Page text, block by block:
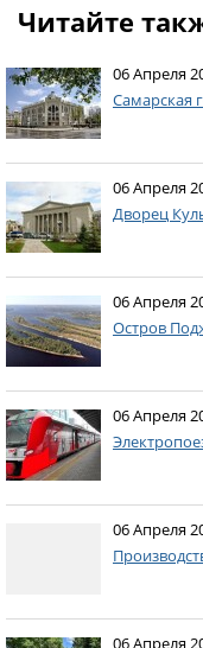
Читайте
06 Апреля
Самарская
06 Апреля
Дворец
06 Апреля
Остров
06 Апреля
06 Апреля
06 Апреля